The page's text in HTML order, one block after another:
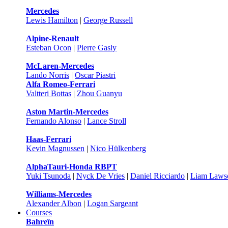
Mercedes
Lewis Hamilton | George Russell
Alpine-Renault
Esteban Ocon | Pierre Gasly
McLaren-Mercedes
Lando Norris | Oscar Piastri
Alfa Romeo-Ferrari
Valtteri Bottas | Zhou Guanyu
Aston Martin-Mercedes
Fernando Alonso | Lance Stroll
Haas-Ferrari
Kevin Magnussen | Nico Hülkenberg
AlphaTauri-Honda RBPT
Yuki Tsunoda | Nyck De Vries | Daniel Ricciardo | Liam
Williams-Mercedes
Alexander Albon | Logan Sargeant
Courses
Bahreïn